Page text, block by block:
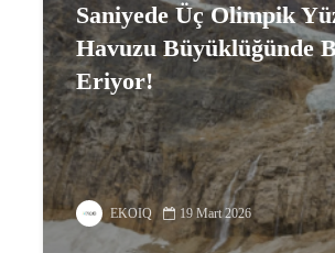
Saniyede Üç Olimpik
Havuzu Büyüklüğünde
Eriyor!
EKOIQ 19 Mart 2026